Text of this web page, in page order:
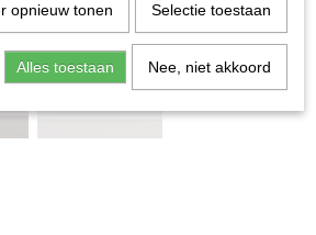
opnieuw tonen Selectie toestaan
Alles toestaan Nee, niet akkoord